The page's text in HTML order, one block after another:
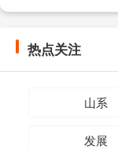
热点关注
山系
发展